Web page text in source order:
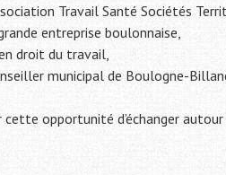
Travail Santé Sociétés
entreprise boulonnaise,
droit du travail,
municipal de Boulogne-
opportunité d’échanger